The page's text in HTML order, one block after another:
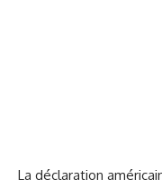
La déclaration